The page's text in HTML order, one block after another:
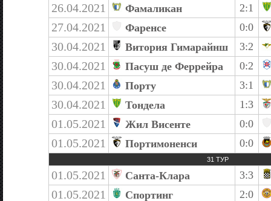
26.04.2021 Фамаликан 2:1
27.04.2021 Фаренсе 0:0
30.04.2021 Витория Гимарайнш 3:2
30.04.2021 Пасуш де Феррейра 0:2
30.04.2021 Порту 3:1
30.04.2021 Тондела 1:3
01.05.2021 Жил Висенте 0:0
01.05.2021 Портимоненси 0:0
31 ТУР
01.05.2021 Санта-Клара 3:3
01.05.2021 Спортинг 2:0